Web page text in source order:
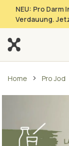
NEU: Pro
Verdauung.
Home Pro Jod